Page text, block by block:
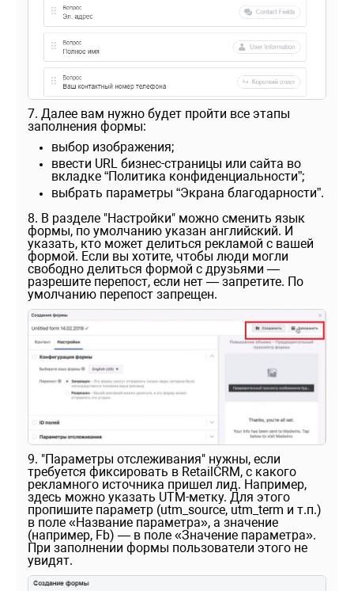
7. Далее вам нужно будет пройти все этапы
заполнения формы:
выбор изображения;
ввести URL бизнес-страницы или сайта во
вкладке “Политика конфиденциальности”;
выбрать параметры “Экрана благодарности”.
8. В разделе "Настройки" можно сменить язык
формы, по умолчанию указан английский. И
указать, кто может делиться рекламой с вашей
формой. Если вы хотите, чтобы люди могли
свободно делиться формой с друзьями —
разрешите перепост, если нет — запретите. По
умолчанию перепост запрещен.
9. "Параметры отслеживания" нужны, если
требуется фиксировать в RetailCRM, с какого
рекламного источника пришел лид. Например,
здесь можно указать UTM-метку. Для этого
пропишите параметр (utm_source, utm_term и т.п.)
в поле «Название параметра», а значение
(например, Fb) — в поле «Значение параметра».
При заполнении формы пользователи этого не
увидят.